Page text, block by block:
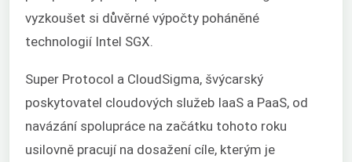
vyzkoušet si důvěrné výpočty poháněné
technologií Intel SGX.
Super Protocol a CloudSigma, švýcarský
poskytovatel cloudových služeb IaaS a PaaS, od
navázání spolupráce na začátku tohoto roku
usilovně pracují na dosažení cíle, kterým je